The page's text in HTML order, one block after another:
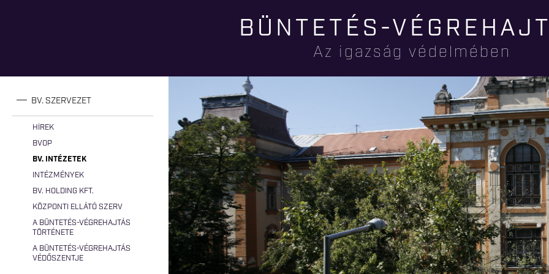
tartalomra
BÜNTETÉS-
Az igazság védelmében
BV. SZERVEZET
HÍREK
BVOP
BV. INTÉZETEK
INTÉZMÉNYEK
BV. HOLDING KFT.
KÖZPONTI ELLÁTÓ SZERV
A BÜNTETÉS-VÉGREHAJTÁS
TÖRTÉNETE
A BÜNTETÉS-VÉGREHAJTÁS
VÉDŐSZENTJE